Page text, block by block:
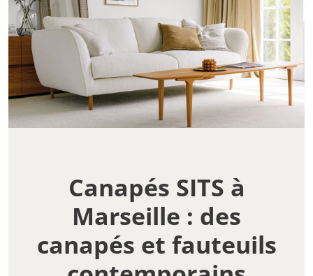
Canapés SITS à
Marseille : des
canapés et fauteuils